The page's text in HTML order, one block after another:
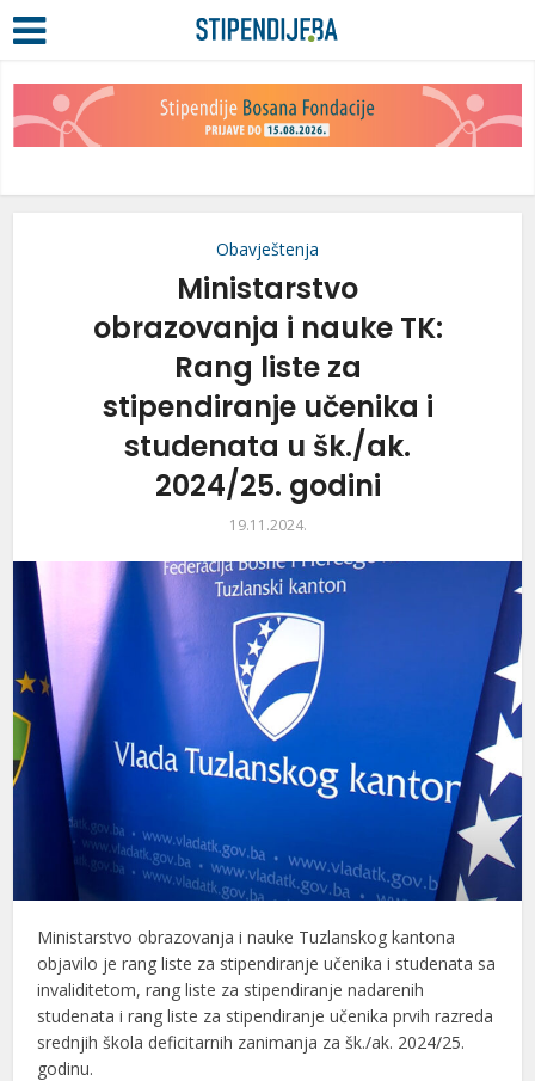
Obavještenja
Ministarstvo
obrazovanja i nauke TK:
Rang liste za
stipendiranje učenika i
studenata u šk./ak.
2024/25. godini
19.11.2024.
Ministarstvo obrazovanja i nauke Tuzlanskog kantona
objavilo je rang liste za stipendiranje učenika i studenata sa
invaliditetom, rang liste za stipendiranje nadarenih
studenata i rang liste za stipendiranje učenika prvih razreda
srednjih škola deficitarnih zanimanja za šk./ak. 2024/25.
godinu.